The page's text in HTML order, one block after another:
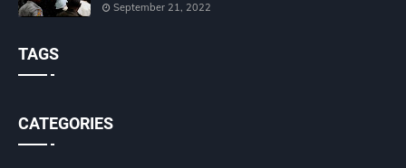
September 21, 2022
TAGS
CATEGORIES